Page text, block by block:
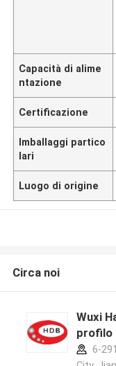
Capacità di alime
ntazione
Certificazione
Imballaggi partico
lari
Luogo di origine
Circa noi
Wuxi
profilo
6-